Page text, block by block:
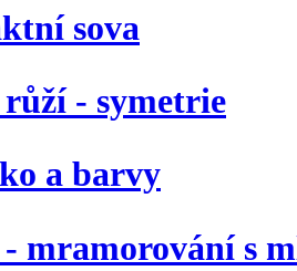
sova
- symetrie
a barvy
mramorování s